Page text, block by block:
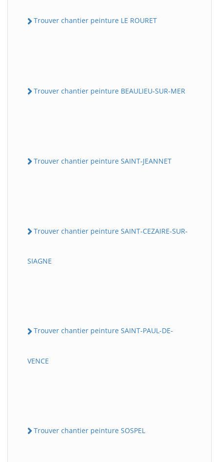
Trouver chantier peinture LE ROURET
Trouver chantier peinture BEAULIEU-SUR-MER
Trouver chantier peinture SAINT-JEANNET
Trouver chantier peinture SAINT-CEZAIRE-SUR-
SIAGNE
Trouver chantier peinture SAINT-PAUL-DE-
VENCE
Trouver chantier peinture SOSPEL